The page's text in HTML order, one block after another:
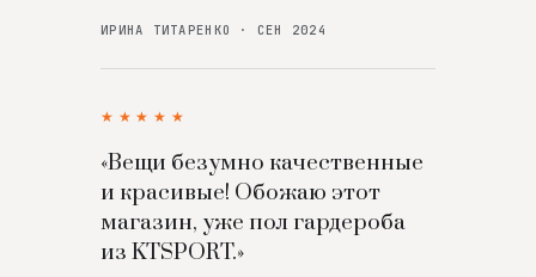
ИРИНА ТИТАРЕНКО · СЕН 2024
★★★★★
«Вещи безумно качественные
и красивые! Обожаю этот
магазин, уже пол гардероба
из KTSPORT.»